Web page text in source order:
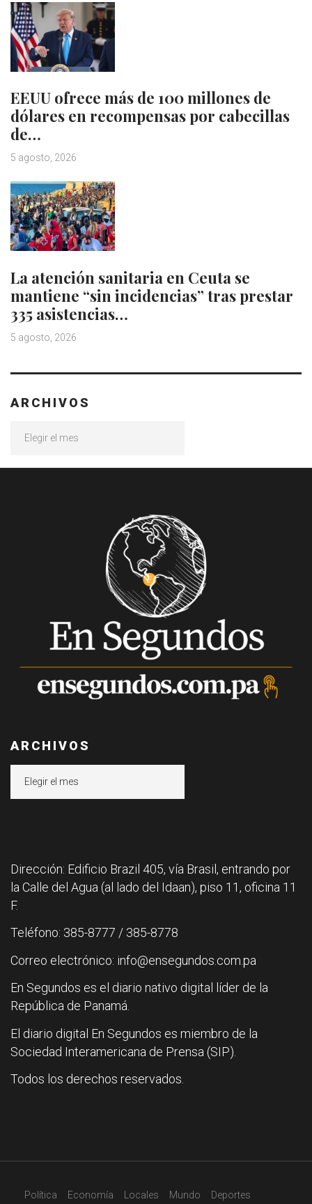
EEUU ofrece más de 100 millones de
dólares en recompensas por cabecillas
de…
5 agosto, 2026
La atención sanitaria en Ceuta se
mantiene “sin incidencias” tras prestar
335 asistencias…
5 agosto, 2026
ARCHIVOS
ARCHIVOS
Dirección: Edificio Brazil 405, vía Brasil, entrando por
la Calle del Agua (al lado del Idaan), piso 11, oficina 11
F.
Teléfono: 385-8777 / 385-8778
Correo electrónico: info@ensegundos.com.pa
En Segundos es el diario nativo digital líder de la
República de Panamá.
El diario digital En Segundos es miembro de la
Sociedad Interamericana de Prensa (SIP).
Todos los derechos reservados.
Política Economía Locales Mundo
Deportes